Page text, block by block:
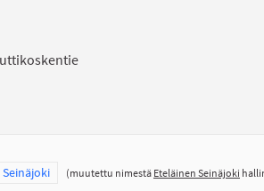
teeman mukaan: Eteläinen Seinäjoki
(muutettu nimestä Eteläinen Seinäjoki